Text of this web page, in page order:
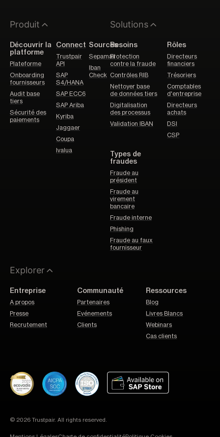
Produit
Découvrir la
platforme
Plateforme
Onboarding
fournisseurs
Audit base
tiers
Sécurité des
paiements
Connect
Trustpair
API
SAP
S4/HANA
SAP ECC6
SAP Ariba
Kyriba
Jaggaer
Coupa
Ivalua
Sources
Sepamail
Iban
Check
Solutions
Besoins
Protection
contre la fraude
Contrôles RIB
Nettoyer base
de données tiers
Digitalisation
des processus
Validation IBAN
Rôles
Directeurs
financiers
Trésoriers
Comptables
d'entreprise
Directeurs
achats
DSI
CSP
Types de
fraudes
Fraude au
président
Fraude au
virement
bancaire
Fraude interne
Phishing
Fraude au faux
fournisseur
Explorer
Entreprise
A propos
Presse
Recrutement
Communauté
Partenaires
Evénements
Clients
Ressources
Blog
Livres Blancs
Webinars
Cas clients
© 2026 Trustpair. All rights reserved.